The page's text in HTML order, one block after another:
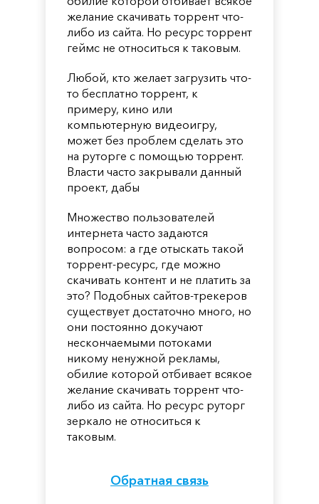
желание скачивать торрент что-
либо из сайта. Но ресурс торрент
геймс не относиться к таковым.
Любой, кто желает загрузить что-
то бесплатно торрент, к
примеру, кино или
компьютерную видеоигру,
может без проблем сделать это
на руторге с помощью торрент.
Власти часто закрывали данный
проект, дабы
Множество пользователей
интернета часто задаются
вопросом: а где отыскать такой
торрент-ресурс, где можно
скачивать контент и не платить за
это? Подобных сайтов-трекеров
существует достаточно много, но
они постоянно докучают
нескончаемыми потоками
никому ненужной рекламы,
обилие которой отбивает всякое
желание скачивать торрент что-
либо из сайта. Но ресурс руторг
зеркало не относиться к
таковым.
Обратная связь